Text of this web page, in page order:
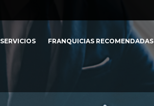
SERVICIOS FRANQUICIAS RECOMENDADAS